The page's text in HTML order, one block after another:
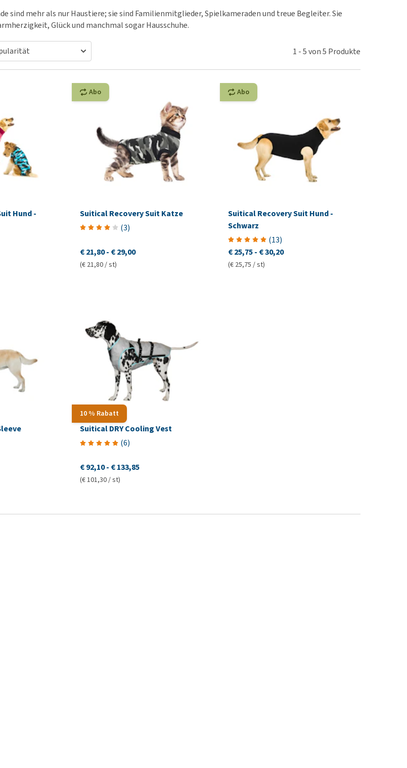
ansehen
Medizinisches Zubehör
Alles ansehen
Leberprobleme
sind mehr als nur Haustiere; sie sind Familienmitglieder, Spielkameraden und treue Begleiter. Sie
Glück und manchmal sogar Hausschuhe.
1 -5von5 Produkte
Hund -
Abo
Suitical Recovery Suit Katze
(3)
€ 21,80 - € 29,00
(€ 21,80 / st)
Abo
Suitical Recovery Suit Hund -
Schwarz
(13)
€ 25,75- € 30,20
(€ 25,75 / st)
10 % Rabatt
Suitical DRY Cooling Vest
(6)
€ 92,10 - € 133,85
(€ 101,30 / st)